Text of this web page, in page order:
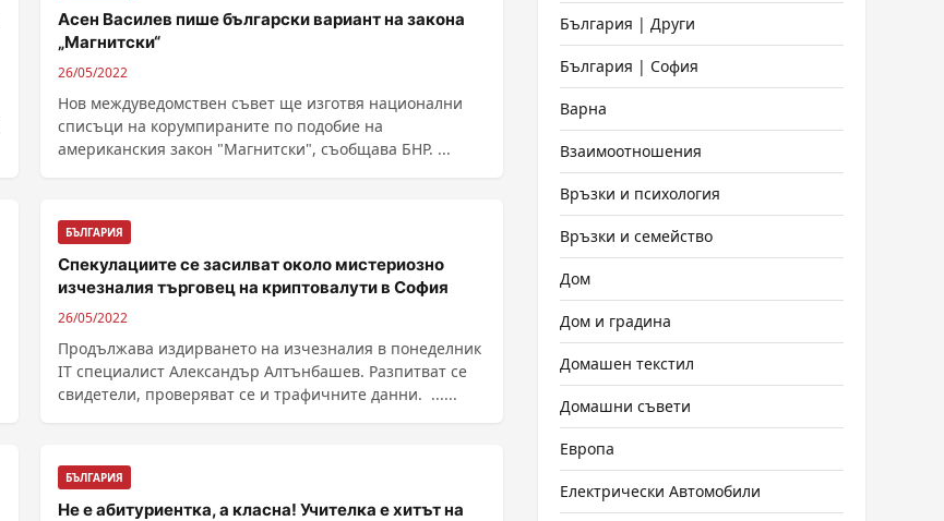
Асен Василев пише български вариант на закона
„Магнитски“
26/05/2022
Нов междуведомствен съвет ще изготвя национални
списъци на корумпираните по подобие на
американския закон "Магнитски", съобщава БНР. ...
БЪЛГАРИЯ
Спекулациите се засилват около мистериозно
изчезналия търговец на криптовалути в София
26/05/2022
Продължава издирването на изчезналия в понеделник
IT специалист Александър Алтънбашев. Разпитват се
свидетели, проверяват се и трафичните данни. ......
БЪЛГАРИЯ
Не е абитуриентка, а класна! Учителка е хитът на
България | Други
България | София
Варна
Взаимоотношения
Връзки и психология
Връзки и семейство
Дом
Дом и градина
Домашен текстил
Домашни съвети
Европа
Електрически Автомобили